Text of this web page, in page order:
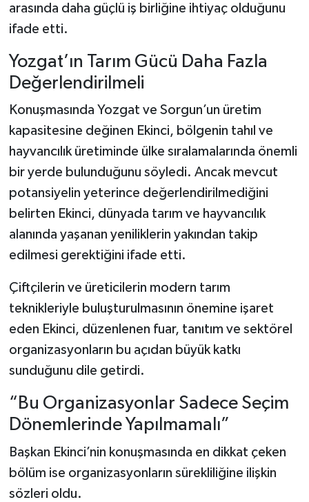
arasında daha güçlü iş birliğine ihtiyaç olduğunu
ifade etti.
Yozgat’ın Tarım Gücü Daha Fazla
Değerlendirilmeli
Konuşmasında Yozgat ve Sorgun’un üretim
kapasitesine değinen Ekinci, bölgenin tahıl ve
hayvancılık üretiminde ülke sıralamalarında önemli
bir yerde bulunduğunu söyledi. Ancak mevcut
potansiyelin yeterince değerlendirilmediğini
belirten Ekinci, dünyada tarım ve hayvancılık
alanında yaşanan yeniliklerin yakından takip
edilmesi gerektiğini ifade etti.
Çiftçilerin ve üreticilerin modern tarım
teknikleriyle buluşturulmasının önemine işaret
eden Ekinci, düzenlenen fuar, tanıtım ve sektörel
organizasyonların bu açıdan büyük katkı
sunduğunu dile getirdi.
“Bu Organizasyonlar Sadece Seçim
Dönemlerinde Yapılmamalı”
Başkan Ekinci’nin konuşmasında en dikkat çeken
bölüm ise organizasyonların sürekliliğine ilişkin
sözleri oldu.